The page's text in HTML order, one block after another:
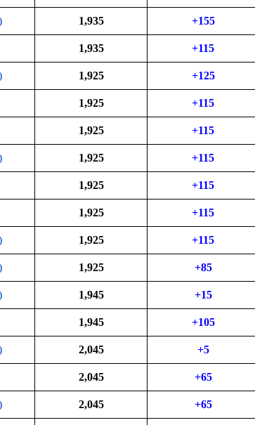
1,935 +155
1,935 +115
1,925 +125
1,925 +115
1,925 +115
1,925 +115
1,925 +115
1,925 +115
1,925 +115
1,925 +85
1,945 +15
1,945 +105
2,045 +5
2,045 +65
2,045 +65